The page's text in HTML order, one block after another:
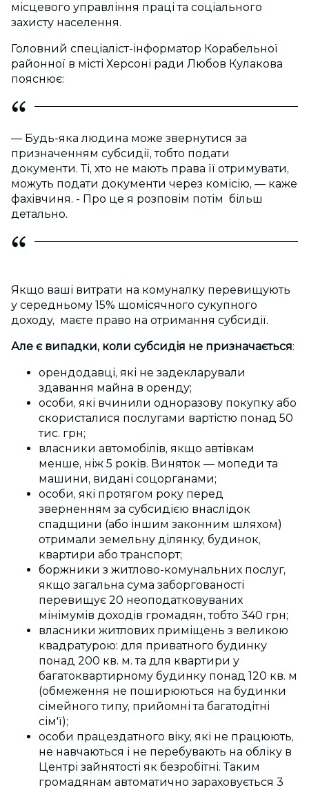
місцевого управління праці та соціального
захисту населення.
Головний спеціаліст-інформатор Корабельної
районної в місті Херсоні ради Любов Кулакова
пояснює:
— Будь-яка людина може звернутися за
призначенням субсидії, тобто подати
документи. Ті, хто не мають права її отримувати,
можуть подати документи через комісію, — каже
фахівчиня. - Про це я розповім потім більш
детально.
Якщо ваші витрати на комуналку перевищують
у середньому 15% щомісячного сукупного
доходу, маєте право на отримання субсидії.
Але є випадки, коли субсидія не призначається:
орендодавці, які не задекларували
здавання майна в оренду;
особи, які вчинили одноразову покупку або
скористалися послугами вартістю понад 50
тис. грн;
власники автомобілів, якщо автівкам
менше, ніж 5 років. Виняток — мопеди та
машини, видані соцорганами;
особи, які протягом року перед
зверненням за субсидією внаслідок
спадщини (або іншим законним шляхом)
отримали земельну ділянку, будинок,
квартири або транспорт;
боржники з житлово-комунальних послуг,
якщо загальна сума заборгованості
перевищує 20 неоподатковуваних
мінімумів доходів громадян, тобто 340 грн;
власники житлових приміщень з великою
квадратурою: для приватного будинку
понад 200 кв. м. та для квартири у
багатоквартирному будинку понад 120 кв. м
(обмеження не поширюються на будинки
сімейного типу, прийомні та багатодітні
сім'ї);
особи працездатного віку, які не працюють,
не навчаються і не перебувають на обліку в
Центрі зайнятості як безробітні. Таким
громадянам автоматично зараховується 3